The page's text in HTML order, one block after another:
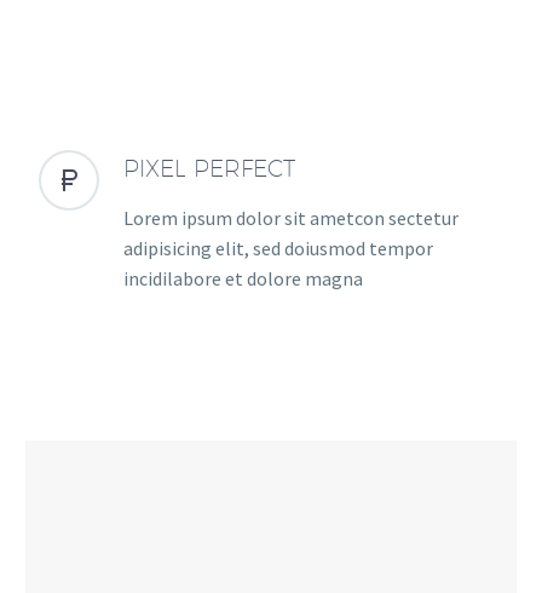

 PIXEL PERFECT
Lorem ipsum dolor sit ametcon sectetur
adipisicing elit, sed doiusmod tempor
incidilabore et dolore magna